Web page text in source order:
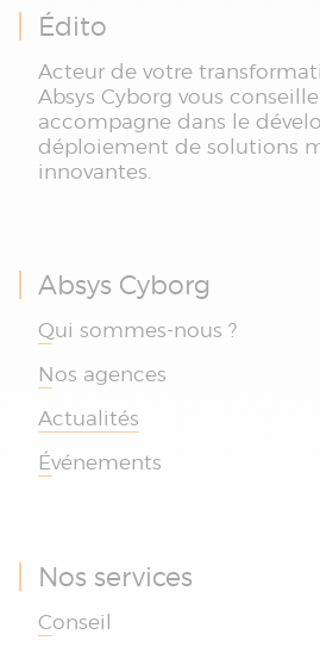
Édito
Acteur de votre
Absys Cyborg vous
accompagne dans le
déploiement de solutions
innovantes.
Absys Cyborg
Qui sommes-nous ?
Nos agences
Actualités
Événements
Nos services
Conseil